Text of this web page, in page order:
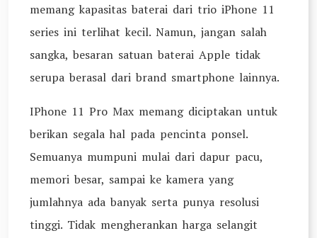
memang kapasitas baterai dari trio iPhone 11
series ini terlihat kecil. Namun, jangan salah
sangka, besaran satuan baterai Apple tidak
serupa berasal dari brand smartphone lainnya.
IPhone 11 Pro Max memang diciptakan untuk
berikan segala hal pada pencinta ponsel.
Semuanya mumpuni mulai dari dapur pacu,
memori besar, sampai ke kamera yang
jumlahnya ada banyak serta punya resolusi
tinggi. Tidak mengherankan harga selangit